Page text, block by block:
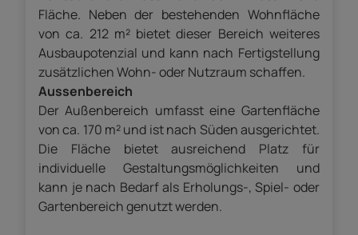
Fläche. Neben der bestehenden Wohnfläche
von ca. 212 m² bietet dieser Bereich weiteres
Ausbaupotenzial und kann nach Fertigstellung
zusätzlichen Wohn- oder Nutzraum schaffen.
Aussenbereich
Der Außenbereich umfasst eine Gartenfläche
von ca. 170 m² und ist nach Süden ausgerichtet.
Die Fläche bietet ausreichend Platz für
individuelle Gestaltungsmöglichkeiten und
kann je nach Bedarf als Erholungs-, Spiel- oder
Gartenbereich genutzt werden.